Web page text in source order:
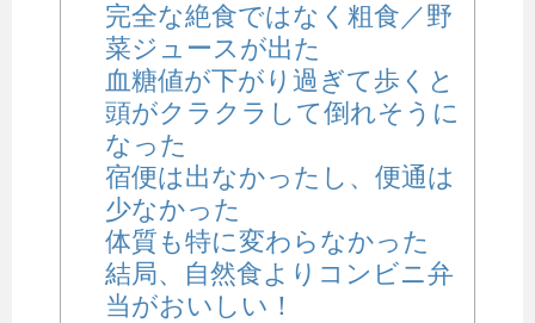
完全な絶食ではなく粗食／野
菜ジュースが出た
血糖値が下がり過ぎて歩くと
頭がクラクラして倒れそうに
なった
宿便は出なかったし、便通は
少なかった
体質も特に変わらなかった
結局、自然食よりコンビニ弁
当がおいしい！